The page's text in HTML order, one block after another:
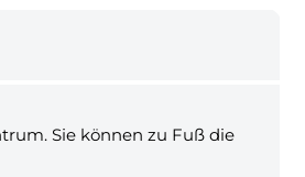
Sie können zu Fuß die